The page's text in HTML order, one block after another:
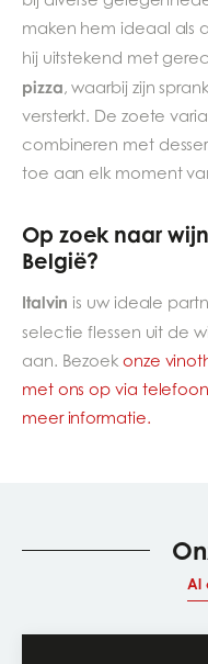
maken hem ideaal als
hij uitstekend met
pizza, waarbij zijn
versterkt. De zoete
combineren met
toe aan elk moment
Op zoek naar
België?
Italvin is uw ideale
selectie flessen uit de
aan. Bezoek onze
met ons op via
meer informatie.
Al